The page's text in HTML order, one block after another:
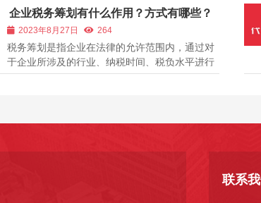
册一个公司，到底是选择一般纳税人还是选择小
规模纳税人，这二者有何区别，今天就给大家梳
理清楚，快跟我一起来看下吧 01...
企业税务筹划有什么作用？方式有哪些？
2023年8月27日 264
税务筹划是指企业在法律的允许范围内，通过对
于企业所涉及的行业、纳税时间、税负水平进行
提前规划筹划，达到减少税费的支出，降低企业
务筹划有什么作用？小编就跟您详细...
联系